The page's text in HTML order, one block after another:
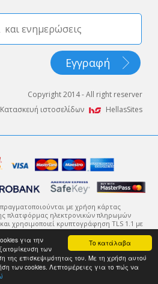
Το κατάλαβα
για την
των
επισκεψιμότητας του. Με τη χρήση αυτού
των cookies. Λεπτομέρειες για το πώς να
Copyright 2014 - All right reserver
Κατασκευή ιστοσελίδων
HellasSites
με χρήση κάρτας
πλατφόρμας ηλεκτρονικών πληρωμών
χρησιμοποιεί κρυπτογράφηση TLS 1.1 με
128-bit (Secure Sockets Layer - SSL).
κωδικοποίησης της πληροφορίας
αποδέκτη της, ο οποίος θα μπορέσει
με χρήση του κατάλληλου κλειδιού.